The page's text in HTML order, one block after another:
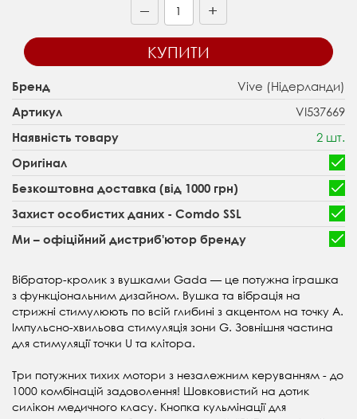
— +
КУПИТИ
Бренд Vive (Нідерланди)
Артикул VI537669
Наявність товару 2 шт.
Оригінал
Безкоштовна доставка (від 1000 грн)
Захист особистих даних - Comdo SSL
Ми – офіційний дистриб'ютор бренду
Вібратор-кролик з вушками Gada — це потужна іграшка
з функціональним дизайном. Вушка та вібрація на
стрижні стимулюють по всій глибині з акцентом на точку А.
Імпульсно-хвильова стимуляція зони G. Зовнішня частина
для стимуляції точки U та клітора.
Три потужних тихих мотори з незалежним керуванням - до
1000 комбінацій задоволення! Шовковистий на дотик
силікон медичного класу. Кнопка кульмінації для